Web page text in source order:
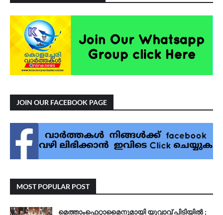
JOIN OUR FACEBOOK PAGE
MOST POPULAR POST
മെത്താംഫെറ്റാമൈനുമായി യുവാവ് പിടിയിൽ ;